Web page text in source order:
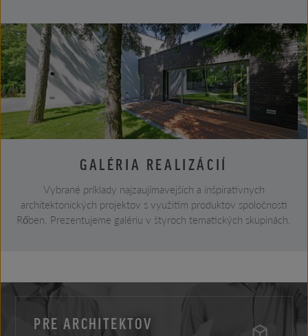
GALÉRIA REALIZÁCIÍ
Vybrané príklady najzaujímavejších a inšpiratívnych
architektonických projektov s využitím produktov spoločnosti
Rőben. Prezentujeme galériu v štyroch tematických skupinách.
PRE ARCHITEKTOV